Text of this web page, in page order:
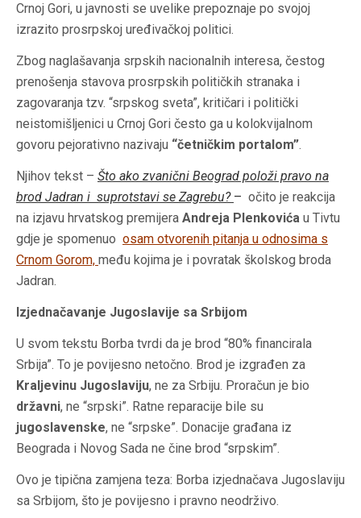
Crnoj Gori, u javnosti se uvelike prepoznaje po svojoj
izrazito prosrpskoj uređivačkoj politici.
Zbog naglašavanja srpskih nacionalnih interesa, čestog
prenošenja stavova prosrpskih političkih stranaka i
zagovaranja tzv. “srpskog sveta”, kritičari i politički
neistomišljenici u Crnoj Gori često ga u kolokvijalnom
govoru pejorativno nazivaju “četničkim portalom”.
Njihov tekst – Što ako zvanični Beograd položi pravo na
brod Jadran i suprotstavi se Zagrebu? – očito je reakcija
na izjavu hrvatskog premijera Andreja Plenkovića u Tivtu
gdje je spomenuo osam otvorenih pitanja u odnosima s
Crnom Gorom, među kojima je i povratak školskog broda
Jadran.
Izjednačavanje Jugoslavije sa Srbijom
U svom tekstu Borba tvrdi da je brod “80% financirala
Srbija”. To je povijesno netočno. Brod je izgrađen za
Kraljevinu Jugoslaviju, ne za Srbiju. Proračun je bio
državni, ne “srpski”. Ratne reparacije bile su
jugoslavenske, ne “srpske”. Donacije građana iz
Beograda i Novog Sada ne čine brod “srpskim”.
Ovo je tipična zamjena teza: Borba izjednačava Jugoslaviju
sa Srbijom, što je povijesno i pravno neodrživo.